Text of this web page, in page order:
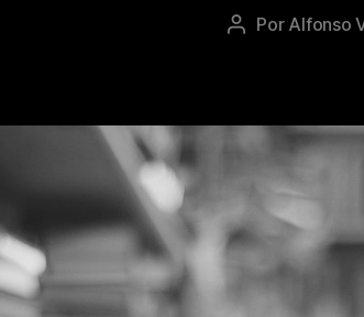
Autor
Por Alfonso